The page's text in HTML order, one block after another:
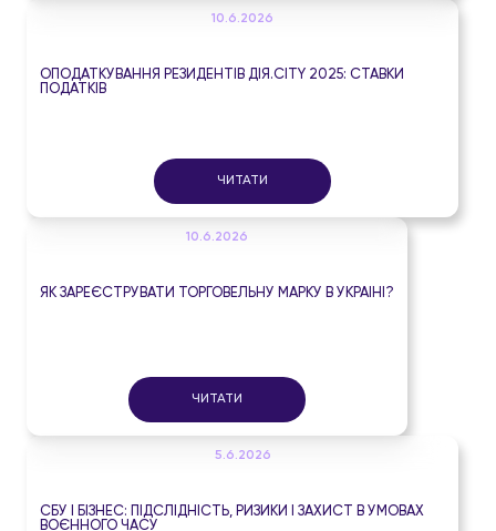
10.6.2026
ОПОДАТКУВАННЯ РЕЗИДЕНТІВ ДІЯ.CITY 2025: СТАВКИ
ПОДАТКІВ
ЧИТАТИ
10.6.2026
ЯК ЗАРЕЄСТРУВАТИ ТОРГОВЕЛЬНУ МАРКУ В УКРАЇНІ?
ЧИТАТИ
5.6.2026
СБУ І БІЗНЕС: ПІДСЛІДНІСТЬ, РИЗИКИ І ЗАХИСТ В УМОВАХ
ВОЄННОГО ЧАСУ